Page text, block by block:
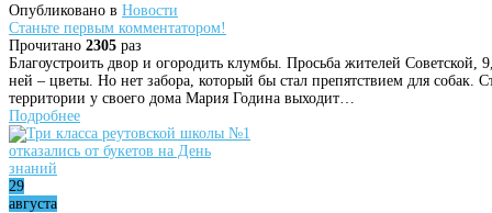
Опубликовано в Новости
Станьте первым комментатором!
Прочитано 2305 раз
Благоустроить двор и огородить клумбы. Просьба жителей
ней – цветы. Но нет забора, который бы стал препятствием для собак.
территории у своего дома Мария Година выходит…
Подробнее
29
августа